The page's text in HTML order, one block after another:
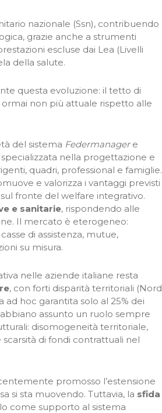
nazionale (Ssn), contribuendo
grazie anche a strumenti
escluse dai Lea (Livelli
della salute.
questa evoluzione: il tetto di
ormai non più attuale rispetto alle
del sistema Federmanagere
specializzata nella progettazione e
quadri, professional e famiglie.
e valorizza i vantaggi previsti
fronte del welfare integrativo.
e sanitarie, rispondendo alle
Il mercato è eterogeneo:
di assistenza, mutue,
su misura.
nelle aziende italiane resta
, con forti disparità territoriali (Nord
ad hoc garantita solo al 25% dei
assunto un ruolo sempre
disomogeneità territoriale,
di fondi contrattuali nel
promosso l’estensione
si sta muovendo. Tuttavia, la sfida
come supporto al sistema